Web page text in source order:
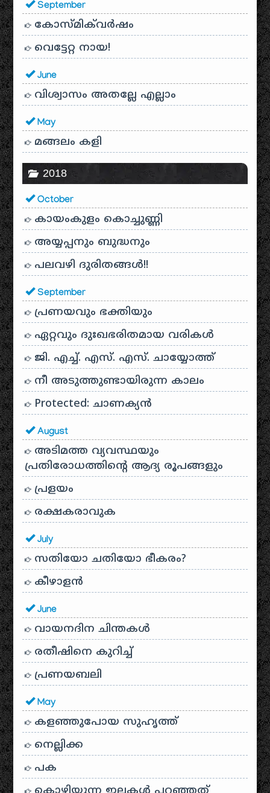
September
കോസ്മിക്‌വർഷം
വെട്ടേറ്റ നായ!
June
വിശ്വാസം അതല്ലേ എല്ലാം
May
മങ്ങലം കളി
2018
October
കായം‌കുളം കൊച്ചുണ്ണി
അയ്യപ്പനും ബുദ്ധനും
പലവഴി ദുരിതങ്ങൾ!!
September
പ്രണയവും ഭക്തിയും
ഏറ്റവും ദുഃഖഭരിതമായ വരികൾ
ജി. എച്ച്. എസ്. എസ്. ചായ്യോത്ത്
നീ അടുത്തുണ്ടായിരുന്ന കാലം
Protected: ചാണക്യന്‍
August
അടിമത്ത വ്യവസ്ഥയും
പ്രതിരോധത്തിന്റെ ആദ്യ രൂപങ്ങളും
പ്രളയം
രക്ഷകരാവുക
July
സതിയോ ചതിയോ ഭീകരം?
കീഴാളന്‍
June
വായനദിന ചിന്തകൾ
രതീഷിനെ കുറിച്ച്
പ്രണയബലി
May
കളഞ്ഞുപോയ സുഹൃത്ത്
നെല്ലിക്ക
പക